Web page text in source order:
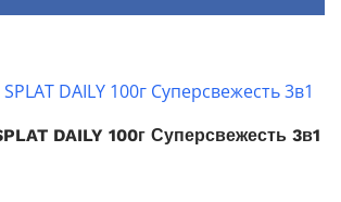
DAILY 100г Суперсвежесть 3в1